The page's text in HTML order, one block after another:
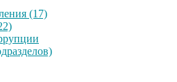
(17)